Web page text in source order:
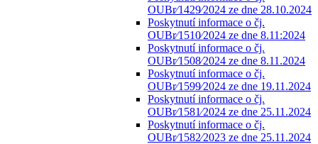
OUBr⁄1429⁄2024 ze dne 28.10.2024
Poskytnutí informace o čj.
OUBr⁄1510⁄2024 ze dne 8.11:2024
Poskytnutí informace o čj.
OUBr⁄1508⁄2024 ze dne 8.11.2024
Poskytnutí informace o čj.
OUBr⁄1599⁄2024 ze dne 19.11.2024
Poskytnutí informace o čj.
OUBr⁄1581⁄2024 ze dne 25.11.2024
Poskytnutí informace o čj.
OUBr⁄1582⁄2023 ze dne 25.11.2024